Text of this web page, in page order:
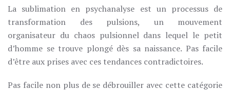
La sublimation en psychanalyse est un processus de
transformation des pulsions, un mouvement
organisateur du chaos pulsionnel dans lequel le petit
d’homme se trouve plongé dès sa naissance. Pas facile
d’être aux prises avec ces tendances contradictoires.
Pas facile non plus de se débrouiller avec cette catégorie